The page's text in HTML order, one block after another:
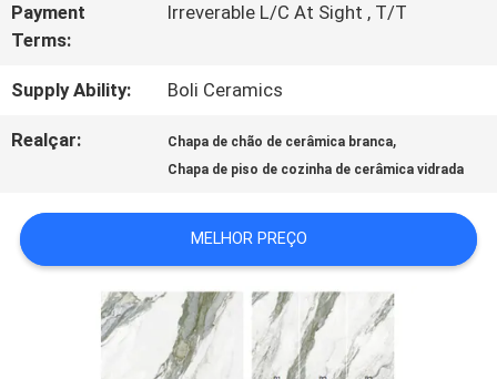
NOS
ORÇAMENTO
MAPA
Payment
Terms:
Irreverable L/C At Sight , T/T
Supply Ability: Boli Ceramics
Realçar: Chapa de chão de cerâmica branca,
Chapa de piso de cozinha de cerâmica vidrada
MELHOR PREÇO